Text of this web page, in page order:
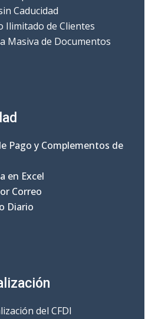
Caducidad
Ilimitado de Clientes
Masiva de Documentos
Pago y Complementos de
en Excel
Correo
Diario
del CFDI